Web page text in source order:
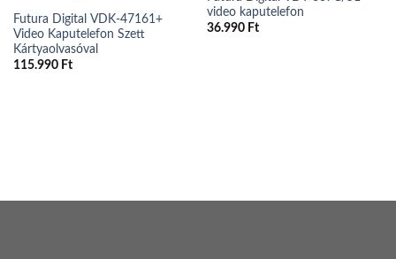
Futura Digital VDK-47161+
Video Kaputelefon Szett
Kártyaolvasóval
115.990 Ft
video kaputelefon
36.990 Ft